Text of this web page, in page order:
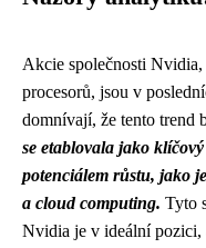
Akcie společnosti
procesorů, jsou v
domnívají, že tento trend
se etablovala jako
potenciálem růstu, jako
a cloud computing. Tyto
Nvidia je v ideální pozici,